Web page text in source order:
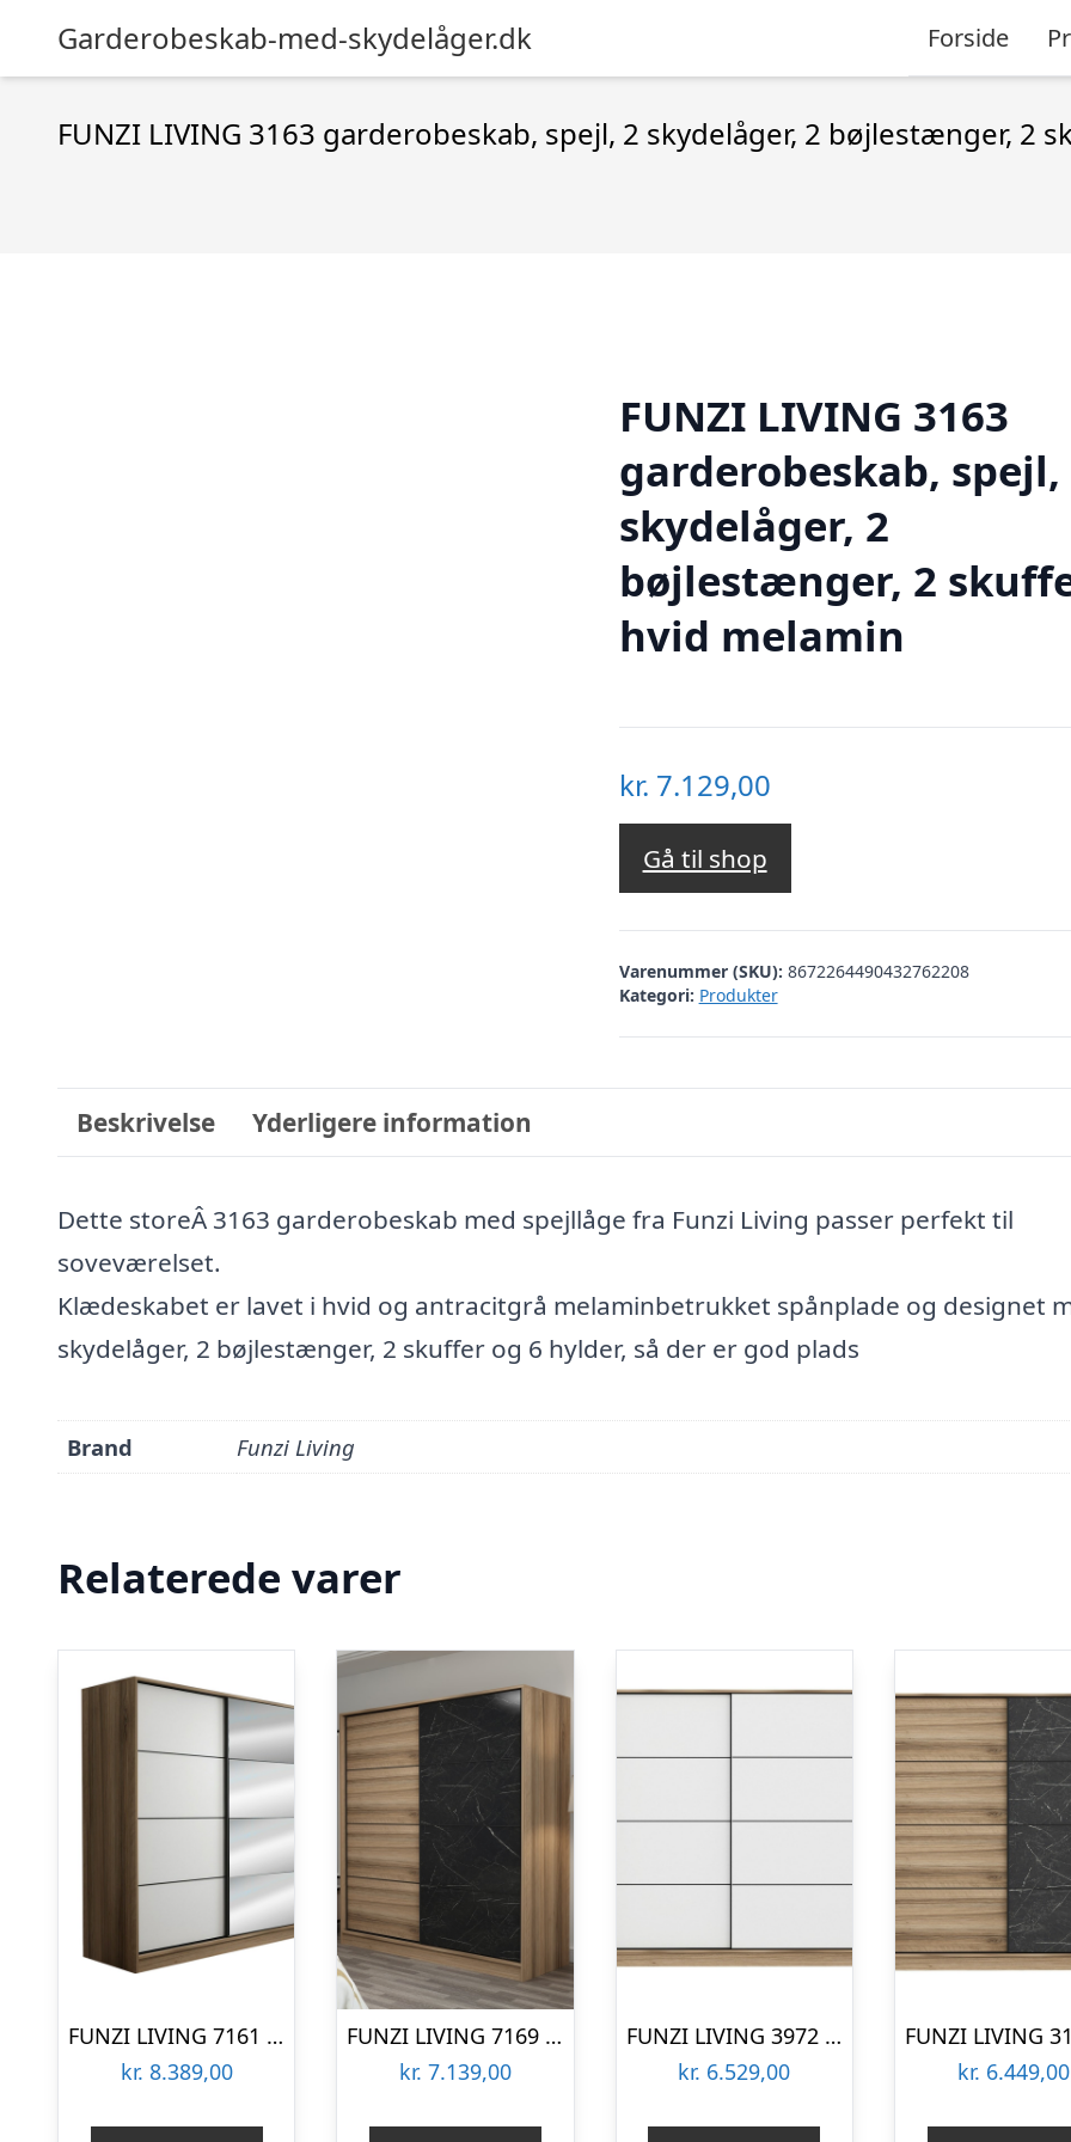
Garderobeskab-med-skydelåger.dk Forside
FUNZI LIVING 3163 garderobeskab, spejl, 2 skydelåger, 2 bøjlestænger, 2
FUNZI LIVING 3163
garderobeskab, spejl,
skydelåger, 2
bøjlestænger, 2
hvid melamin
kr. 7.129,00
Gå til shop
Varenummer (SKU): 8672264490432762208
Kategori: Produkter
Beskrivelse Yderligere information
Dette storeÂ 3163 garderobeskab med spejllåge fra Funzi Living passer perfekt til
soveværelset.
Klædeskabet er lavet i hvid og antracitgrå melaminbetrukket spånplade og designet
skydelåger, 2 bøjlestænger, 2 skuffer og 6 hylder, så der er god plads
Brand Funzi Living
Relaterede varer
FUNZI LIVING 7161 garderobeskab, spejl, 2 skydelåger, 2 bøjlestænger, 2 skuffer – natur melamin
kr. 8.389,00
FUNZI LIVING 7169 garderobeskab, 2 skydelåger, 2 bøjlestænger, 2 skuffer – natur melamin
kr. 7.139,00
FUNZI LIVING 3972 garderobeskab, 2 skydelåger, 2 bøjlestænger, 2 skuffer – natur/hvid melamin
kr. 6.529,00 kr. 6.449,00